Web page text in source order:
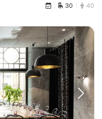
30 40